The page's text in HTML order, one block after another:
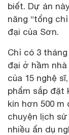
biết. Dự án
năng “tổng
đại của Sơn.
Chỉ có 3
đại ở hầm
của 15 nghệ
phẩm sắp đặt
kín hơn 500 m
chuyện lịch
nhiều ẩn dụ